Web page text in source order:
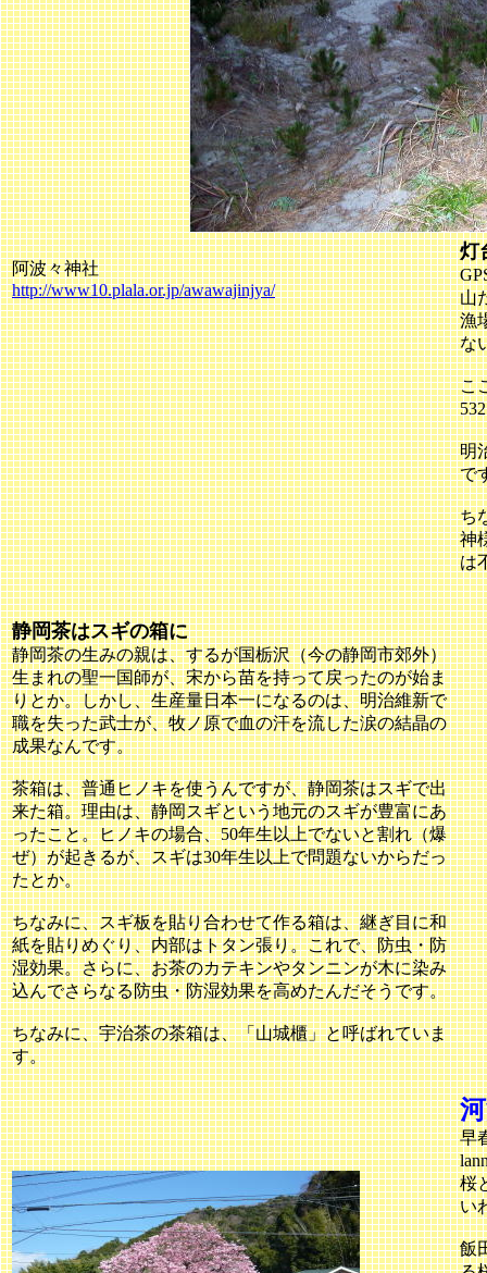
阿波々神社
http://www10.plala.or.jp/awawajinjya/
灯
山
漁
な
こ
明
で
ち
神
は
静岡茶はスギの箱に
静岡茶の生みの親は、するが国栃沢（今の静岡市郊外）
生まれの聖一国師が、宋から苗を持って戻ったのが始ま
りとか。しかし、生産量日本一になるのは、明治維新で
職を失った武士が、牧ノ原で血の汗を流した涙の結晶の
成果なんです。
茶箱は、普通ヒノキを使うんですが、静岡茶はスギで出
来た箱。理由は、静岡スギという地元のスギが豊富にあ
ったこと。ヒノキの場合、50年生以上でないと割れ（爆
ぜ）が起きるが、スギは30年生以上で問題ないからだっ
たとか。
ちなみに、スギ板を貼り合わせて作る箱は、継ぎ目に和
紙を貼りめぐり、内部はトタン張り。これで、防虫・防
湿効果。さらに、お茶のカテキンやタンニンが木に染み
込んでさらなる防虫・防湿効果を高めたんだそうです。
ちなみに、宇治茶の茶箱は、「山城櫃」と呼ばれていま
す。
早
桜
い
飯